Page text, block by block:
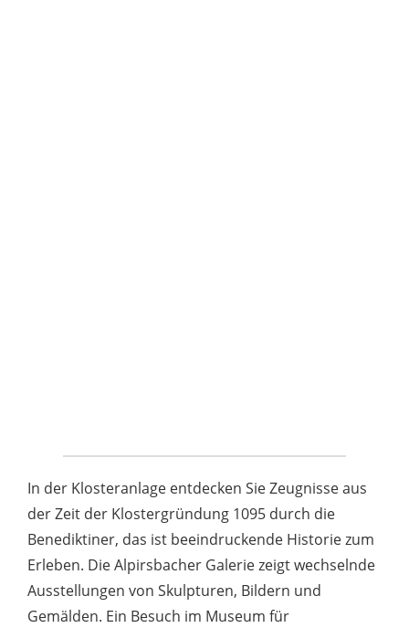
In der Klosteranlage entdecken Sie Zeugnisse aus
der Zeit der Klostergründung 1095 durch die
Benediktiner, das ist beeindruckende Historie zum
Erleben. Die Alpirsbacher Galerie zeigt wechselnde
Ausstellungen von Skulpturen, Bildern und
Gemälden. Ein Besuch im Museum für